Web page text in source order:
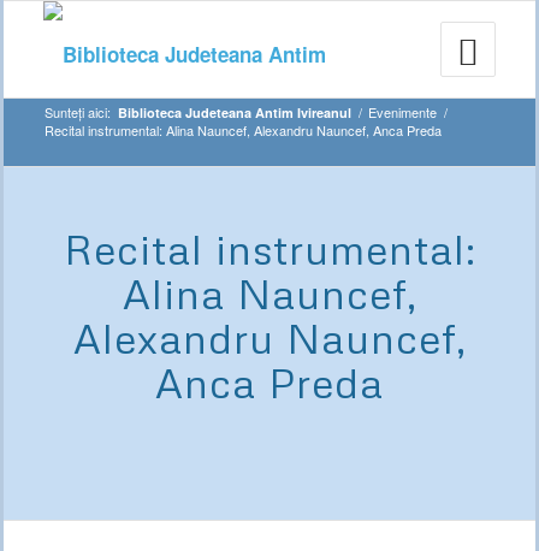
Sunteți aici: Biblioteca Judeteana Antim Ivireanul / Evenimente /
Recital instrumental: Alina Nauncef, Alexandru Nauncef, Anca Preda
Recital instrumental:
Alina Nauncef,
Alexandru Nauncef,
Anca Preda